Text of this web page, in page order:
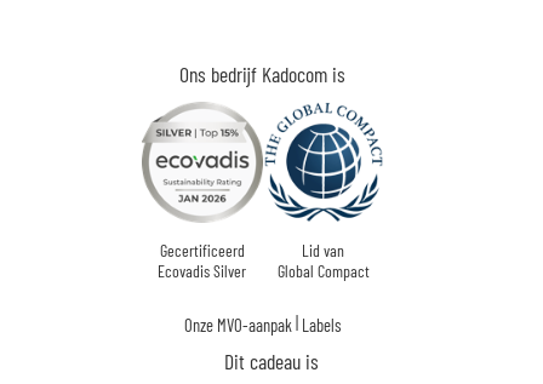
Ons bedrijf Kadocom is
Gecertificeerd
Ecovadis Silver
Lid van
Global Compact
Onze MVO-aanpak | Labels
Dit cadeau is